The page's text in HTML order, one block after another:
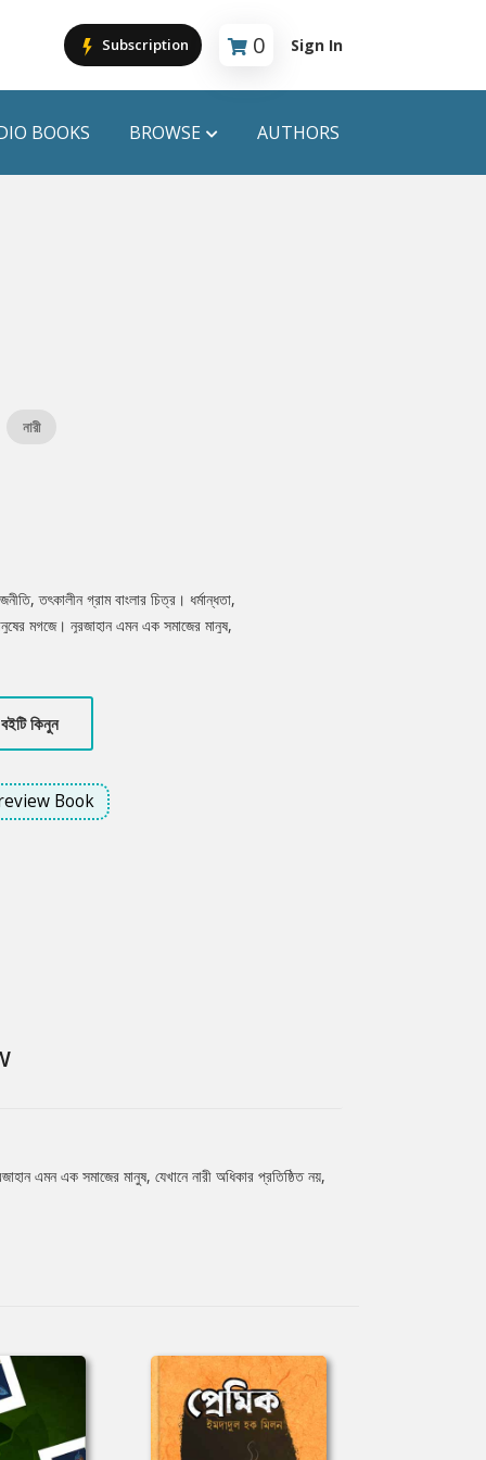
Subscription 0
Cart is empty
Sign In
BOOKS BROWSE AUTHORS
নারী
তৎকালীন গ্রাম বাংলার চিত্র। ধর্মান্ধতা,
মগজে। নূরজাহান এমন এক সমাজের মানুষ,
থাকার জন্য প্রতিনিয়ত সংগ্রাম চালিয়ে যেতে
বইটি কিনুন
Book
এমন এক সমাজের মানুষ, যেখানে নারী অধিকার প্রতিষ্ঠিত নয়,